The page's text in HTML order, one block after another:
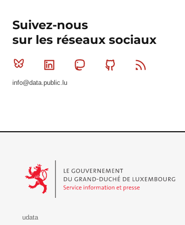
Suivez-nous
sur les réseaux sociaux
Bluesky Linkedin MastodonGithub
info@data.public.lu
udata